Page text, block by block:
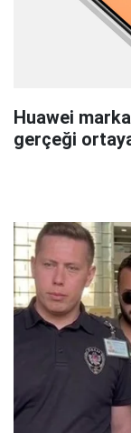
Huawei
gerçeği